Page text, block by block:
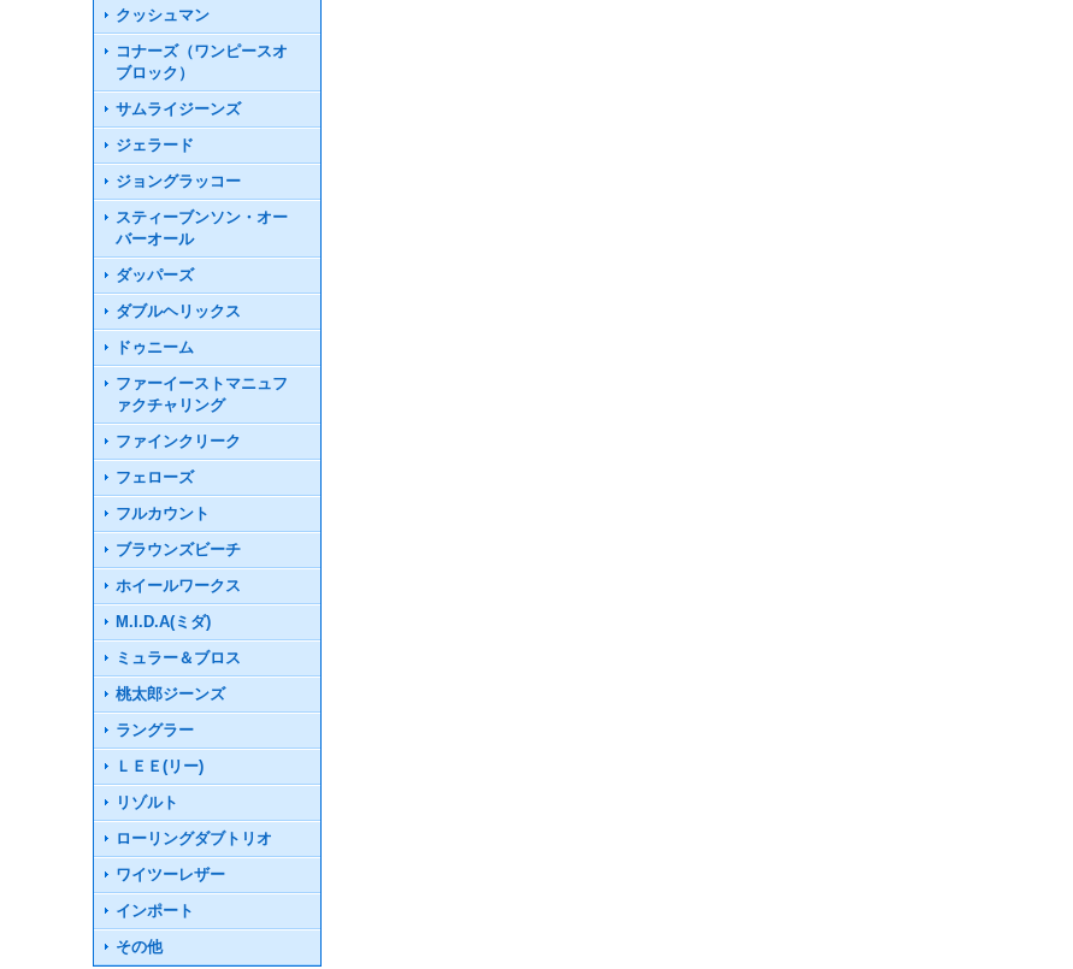
クッシュマン
コナーズ（ワンピースオ
ブロック）
サムライジーンズ
ジェラード
ジョングラッコー
スティーブンソン・オー
バーオール
ダッパーズ
ダブルヘリックス
ドゥニーム
ファーイーストマニュフ
ァクチャリング
ファインクリーク
フェローズ
フルカウント
ブラウンズビーチ
ホイールワークス
M.I.D.A(ミダ)
ミュラー＆ブロス
桃太郎ジーンズ
ラングラー
ＬＥＥ(リー)
リゾルト
ローリングダブトリオ
ワイツーレザー
インポート
その他